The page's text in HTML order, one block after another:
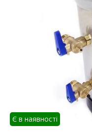
Є в наявності